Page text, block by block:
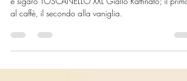
Si chiamano sigaro TOSCANELLO XXL Rosso
al caffè, il secondo alla vaniglia.